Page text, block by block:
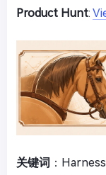
Product Hunt:
关键词 ：